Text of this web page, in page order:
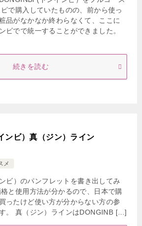
で購入していたものの、前から使っ
品がなかなか終わらなくて、ここに
ビでで統一することができました。
続きを読む
ンビ）真（ジン）ライン
メ
ビ）のパンフレットを書き出してみ
と使用方法が分かるので、日本で購
ったけど使い方が分からない方の参
。 真（ジン）ラインはDONGINB […]